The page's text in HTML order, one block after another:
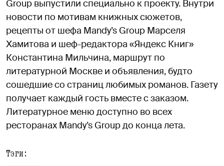
Group выпустили специально к проекту. Внутри
новости по мотивам книжных сюжетов,
рецепты от шефа Mandy’s Group Марселя
Хамитова и шеф-редактора «Яндекс Книг»
Константина Мильчина, маршрут по
литературной Москве и объявления, будто
сошедшие со страниц любимых романов. Газету
получает каждый гость вместе с заказом.
Литературное меню доступно во всех
ресторанах Mandy’s Group до конца лета.
Тэги: